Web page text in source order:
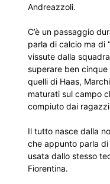
Andreazzoli.
C’è un passaggio
parla di calcio ma di
vissute dalla
superare ben
quelli di Haas,
maturati sul campo
compiuto dai
Il tutto nasce dalla
che appunto parla di
usata dallo stesso
Fiorentina.